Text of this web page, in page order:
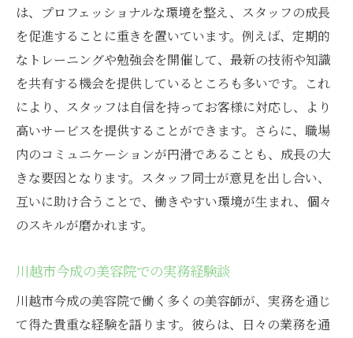
は、プロフェッショナルな環境を整え、スタッフの成長
を促進することに重きを置いています。例えば、定期的
なトレーニングや勉強会を開催して、最新の技術や知識
を共有する機会を提供しているところも多いです。これ
により、スタッフは自信を持ってお客様に対応し、より
高いサービスを提供することができます。さらに、職場
内のコミュニケーションが円滑であることも、成長の大
きな要因となります。スタッフ同士が意見を出し合い、
互いに助け合うことで、働きやすい環境が生まれ、個々
のスキルが磨かれます。
川越市今成の美容院での実務経験談
川越市今成の美容院で働く多くの美容師が、実務を通じ
て得た貴重な経験を語ります。彼らは、日々の業務を通